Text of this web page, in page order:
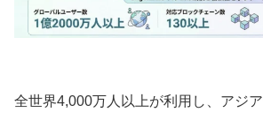
全世界4,000万人以上が利用し、アジ